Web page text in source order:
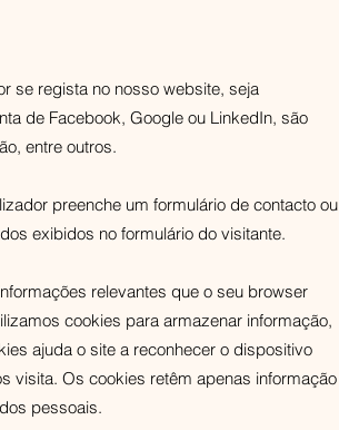
se regista no nosso website, seja
de Facebook, Google ou LinkedIn, são
entre outros.
preenche um formulário de contacto ou
exibidos no formulário do visitante.
relevantes que o seu browser
cookies para armazenar informação,
ajuda o site a reconhecer o dispositivo
visita. Os cookies retêm apenas informação
pessoais.